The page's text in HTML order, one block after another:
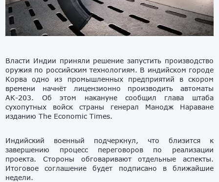
Власти Индии приняли решение запустить производство
оружия по российским технологиям. В индийском городе
Корва одно из промышленных предприятий в скором
времени начнёт лицензионно производить автоматы
АК-203. Об этом накануне сообщил глава штаба
сухопутных войск страны генерал Манодж Нараване
изданию The Economic Times.
Индийский военный подчеркнул, что близится к
завершению процесс переговоров по реализации
проекта. Стороны обговаривают отдельные аспекты.
Итоговое соглашение будет подписано в ближайшие
недели.